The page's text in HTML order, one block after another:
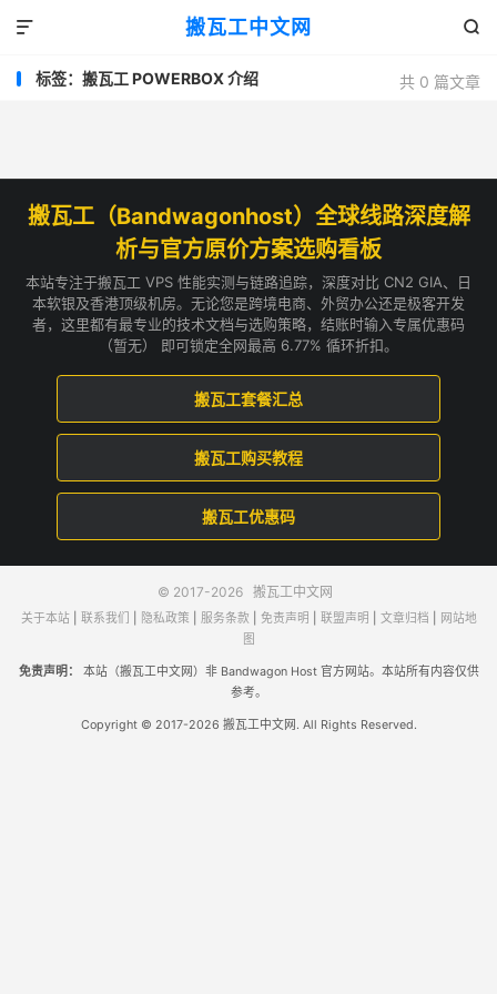
搬瓦工中文网 

共 0 篇文章
标签：搬瓦工 POWERBOX 介绍
搬瓦工（Bandwagonhost）全球线路深度解
析与官方原价方案选购看板
本站专注于搬瓦工 VPS 性能实测与链路追踪，深度对比 CN2 GIA、日
本软银及香港顶级机房。无论您是跨境电商、外贸办公还是极客开发
者，这里都有最专业的技术文档与选购策略，结账时输入专属优惠码
（暂无） 即可锁定全网最高 6.77% 循环折扣。
搬瓦工套餐汇总
搬瓦工购买教程
搬瓦工优惠码
© 2017-2026 搬瓦工中文网
关于本站| 联系我们 隐私政策 服务条款 免责声明 联盟声明 文章归档
网站地
图
免责声明：
本站（搬瓦工中文网）非 Bandwagon Host 官方网站。本站所有内容仅供
参考。
Copyright © 2017-2026 搬瓦工中文网. All Rights Reserved.